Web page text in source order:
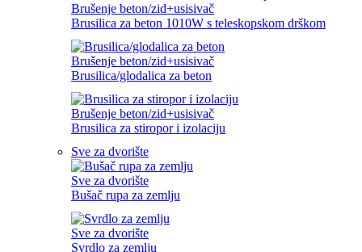
Brušenje beton/zid+usisivač
Brusilica za beton 1010W s teleskopskom drškom
Brušenje beton/zid+usisivač
Brusilica/glodalica za beton
Brušenje beton/zid+usisivač
Brusilica za stiropor i izolaciju
Sve za dvorište
Sve za dvorište
Bušač rupa za zemlju
Sve za dvorište
Svrdlo za zemlju